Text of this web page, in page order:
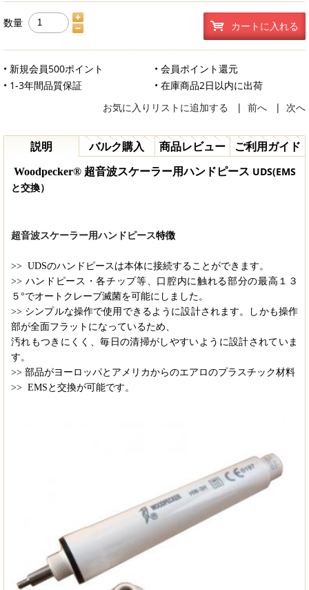
数量 カートに入れる
• 新規会員500ポイント
• 会員ポイント還元
• 1-3年間品質保証
• 在庫商品2日以内に出荷
お気に入りリストに追加する
| 前へ | 次へ
説明 バルク購入 商品レビュー ご利用ガイド
Woodpecker® 超音波スケーラー用ハンドピース UDS(EMS
と交換）
超音波スケーラー用ハンドピース特徴
>> UDSのハンドピースは本体に接続することができます。
>> ハンドピース・各チップ等、口腔内に触れる部分の最高１３
５°でオートクレーブ滅菌を可能にしました。
>> シンプルな操作で使用できるように設計されます。しかも操作
部が全面フラットになっているため、
汚れもつきにくく、毎日の清掃がしやすいように設計されていま
す。
>> 部品がヨーロッパとアメリカからのエアロのプラスチック材料
>> EMSと交換が可能です。